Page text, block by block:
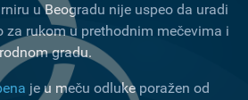
u Beogradu nije uspeo da uradi
za rukom u prethodnim mečevima i
gradu.
je u meču odluke poražen od